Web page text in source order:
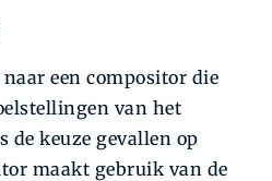
een compositor die
van het
de keuze gevallen op
maakt gebruik van de